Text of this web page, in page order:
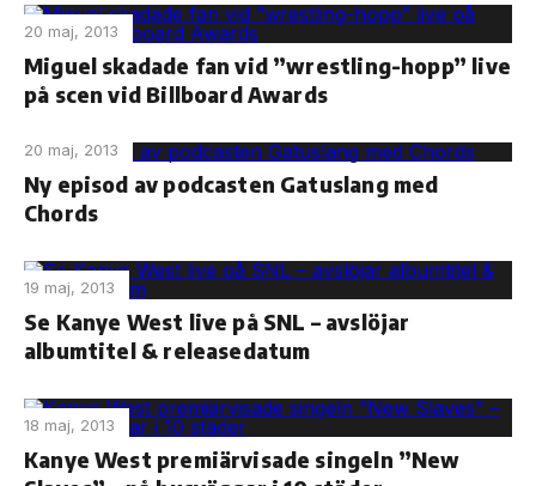
20 maj, 2013
Miguel skadade fan vid ”wrestling-hopp” live
på scen vid Billboard Awards
20 maj, 2013
Ny episod av podcasten Gatuslang med
Chords
19 maj, 2013
Se Kanye West live på SNL – avslöjar
albumtitel & releasedatum
18 maj, 2013
Kanye West premiärvisade singeln ”New